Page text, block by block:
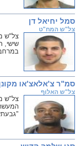
סמל יחיאל דן
צל"ש המח"ט
צל"ש
סמ"ר צ'אלאצ'או
צל"ש האלוף